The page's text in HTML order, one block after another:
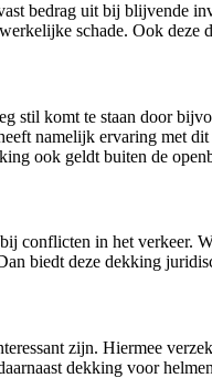
bedrag uit bij blijvende
schade. Ook
stil komt te staan door
namelijk ervaring met
ook geldt buiten de
conflicten in het verkeer.
biedt deze dekking
zijn. Hiermee
dekking voor